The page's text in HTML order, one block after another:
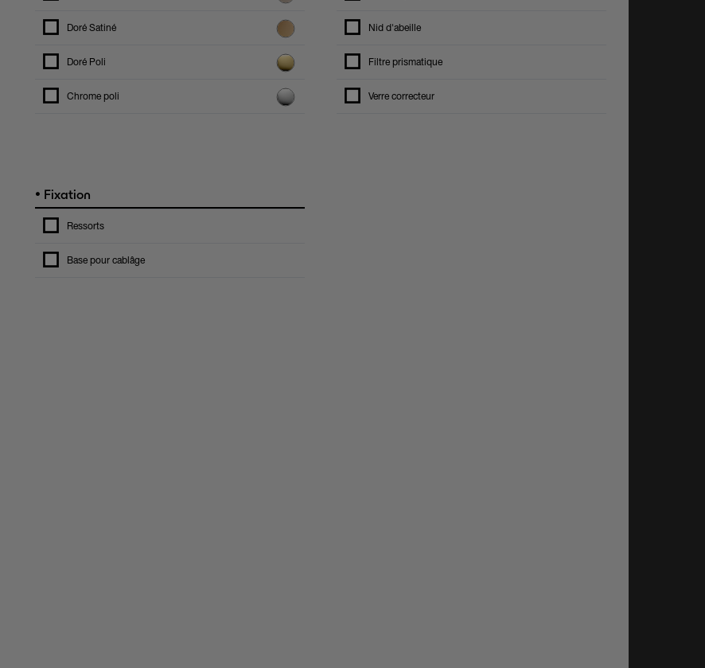
Doré Satiné
Doré Poli
Chrome poli
Nid d'abeille
Filtre prismatique
Verre correcteur
• Fixation
Ressorts
Base pour cablâge